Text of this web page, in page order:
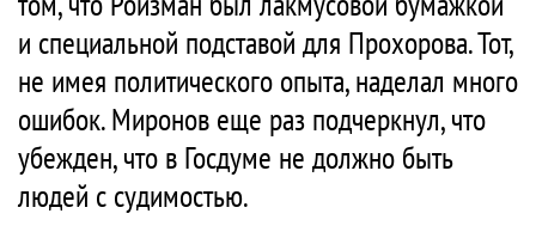
и специальной подставой для Прохорова. Тот,
не имея политического опыта, наделал много
ошибок. Миронов еще раз подчеркнул, что
убежден, что в Госдуме не должно быть
людей с судимостью.